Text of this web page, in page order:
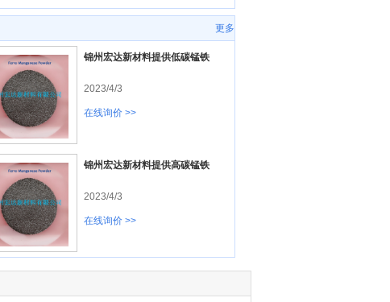
更多
锦州宏达新材料提供低碳锰铁
2023/4/3
在线询价 >>
锦州宏达新材料提供高碳锰铁
2023/4/3
在线询价 >>